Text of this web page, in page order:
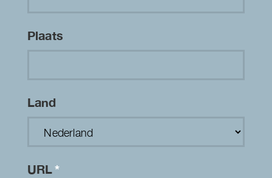
Plaats
Land
URL*